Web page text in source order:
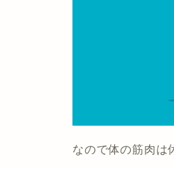
なので体の筋肉は